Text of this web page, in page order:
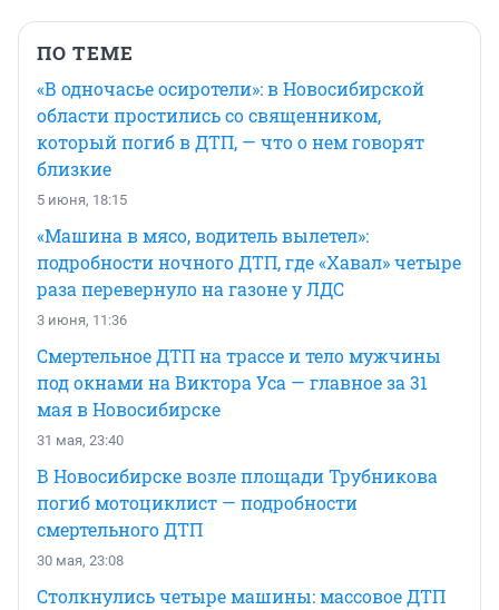
ПО ТЕМЕ
«В одночасье осиротели»: в Новосибирской
области простились со священником,
который погиб в ДТП, — что о нем говорят
близкие
5 июня, 18:15
«Машина в мясо, водитель вылетел»:
подробности ночного ДТП, где «Хавал» четыре
раза перевернуло на газоне у ЛДС
3 июня, 11:36
Смертельное ДТП на трассе и тело мужчины
под окнами на Виктора Уса — главное за 31
мая в Новосибирске
31 мая, 23:40
В Новосибирске возле площади Трубникова
погиб мотоциклист — подробности
смертельного ДТП
30 мая, 23:08
Столкнулись четыре машины: массовое ДТП